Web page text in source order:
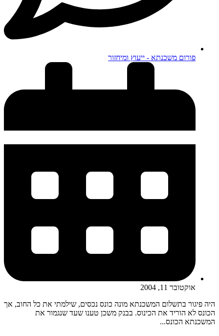
פורום משכנתא - ייעוץ ומיחזור
אוקטובר 11, 2004
היה פיגור בתשלום המשכנתא מונה כונס נכסים, שילמתי את כל החוב, אך
הכונס לא הוריד את הכינוס. בבנק משכן טענו שעד שנגמור את
המשכנתא הכונס...